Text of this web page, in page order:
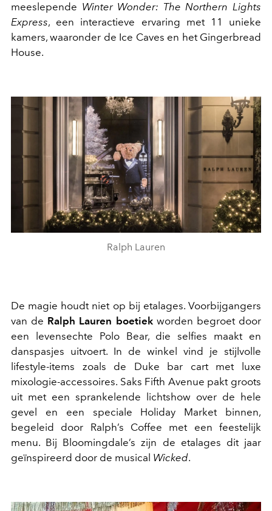
meeslepende Winter Wonder: The Northern Lights
Express, een interactieve ervaring met 11 unieke
kamers, waaronder de Ice Caves en het Gingerbread
House.
Ralph Lauren
De magie houdt niet op bij etalages. Voorbijgangers
van de Ralph Lauren boetiekworden begroet door
een levensechte Polo Bear, die selfies maakt en
danspasjes uitvoert. In de winkel vind je stijlvolle
lifestyle-items zoals de Duke bar cart met luxe
mixologie-accessoires. Saks Fifth Avenue pakt groots
uit met een sprankelende lichtshow over de hele
gevel en een speciale Holiday Market binnen,
begeleid door Ralph’s Coffee met een feestelijk
menu. Bij Bloomingdale’s zijn de etalages dit jaar
geïnspireerd door de musical Wicked.